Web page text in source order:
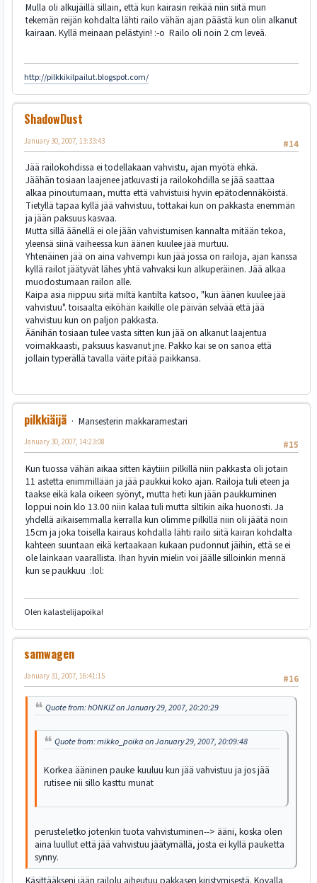
Mulla oli alkujäillä sillain, että kun kairasin reikää niin siitä mun
tekemän reijän kohdalta lähti railo vähän ajan päästä kun olin alkanut
kairaan. Kyllä meinaan pelästyin! :-o Railo oli noin 2 cm leveä.
http://pilkkikilpailut.blogspot.com/
ShadowDust
#14
January 30, 2007, 13:33:43
Jää railokohdissa ei todellakaan vahvistu, ajan myötä ehkä.
Jäähän tosiaan laajenee jatkuvasti ja railokohdilla se jää saattaa
alkaa pinoutumaan, mutta että vahvistuisi hyvin epätodennäköistä.
Tietyllä tapaa kyllä jää vahvistuu, tottakai kun on pakkasta enemmän
ja jään paksuus kasvaa.
Mutta sillä äänellä ei ole jään vahvistumisen kannalta mitään tekoa,
yleensä siinä vaiheessa kun äänen kuulee jää murtuu.
Yhtenäinen jää on aina vahvempi kun jää jossa on railoja, ajan kanssa
kyllä railot jäätyvät lähes yhtä vahvaksi kun alkuperäinen. Jää alkaa
muodostumaan railon alle.
Kaipa asia riippuu siitä miltä kantilta katsoo, "kun äänen kuulee jää
vahvistuu". toisaalta eiköhän kaikille ole päivän selvää että jää
vahvistuu kun on paljon pakkasta.
Äänihän tosiaan tulee vasta sitten kun jää on alkanut laajentua
voimakkaasti, paksuus kasvanut jne. Pakko kai se on sanoa että
jollain typerällä tavalla väite pitää paikkansa.
pilkkiäijä
Mansesterin makkaramestari
#15
January 30, 2007, 14:23:08
Kun tuossa vähän aikaa sitten käytiiin pilkillä niin pakkasta oli jotain
11 astetta enimmillään ja jää paukkui koko ajan. Railoja tuli eteen ja
taakse eikä kala oikeen syönyt, mutta heti kun jään paukkuminen
loppui noin klo 13.00 niin kalaa tuli mutta siltikin aika huonosti. Ja
yhdellä aikaisemmalla kerralla kun olimme pilkillä niin oli jäätä noin
15cm ja joka toisella kairaus kohdalla lähti railo siitä kairan kohdalta
kahteen suuntaan eikä kertaakaan kukaan pudonnut jäihin, että se ei
ole lainkaan vaarallista. Ihan hyvin mielin voi jäälle silloinkin mennä
kun se paukkuu :lol:
Olen kalastelijapoika!
samwagen
#16
January 31, 2007, 16:41:15
Quote from: hONKIZ on January 29, 2007, 20:20:29
Quote from: mikko_poika on January 29, 2007, 20:09:48
Korkea ääninen pauke kuuluu kun jää vahvistuu ja jos jää
rutisee nii sillo kasttu munat
perusteletko jotenkin tuota vahvistuminen--> ääni, koska olen
aina luullut että jää vahvistuu jäätymällä, josta ei kyllä pauketta
synny.